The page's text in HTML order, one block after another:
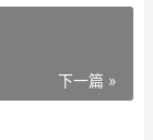
下一篇 »